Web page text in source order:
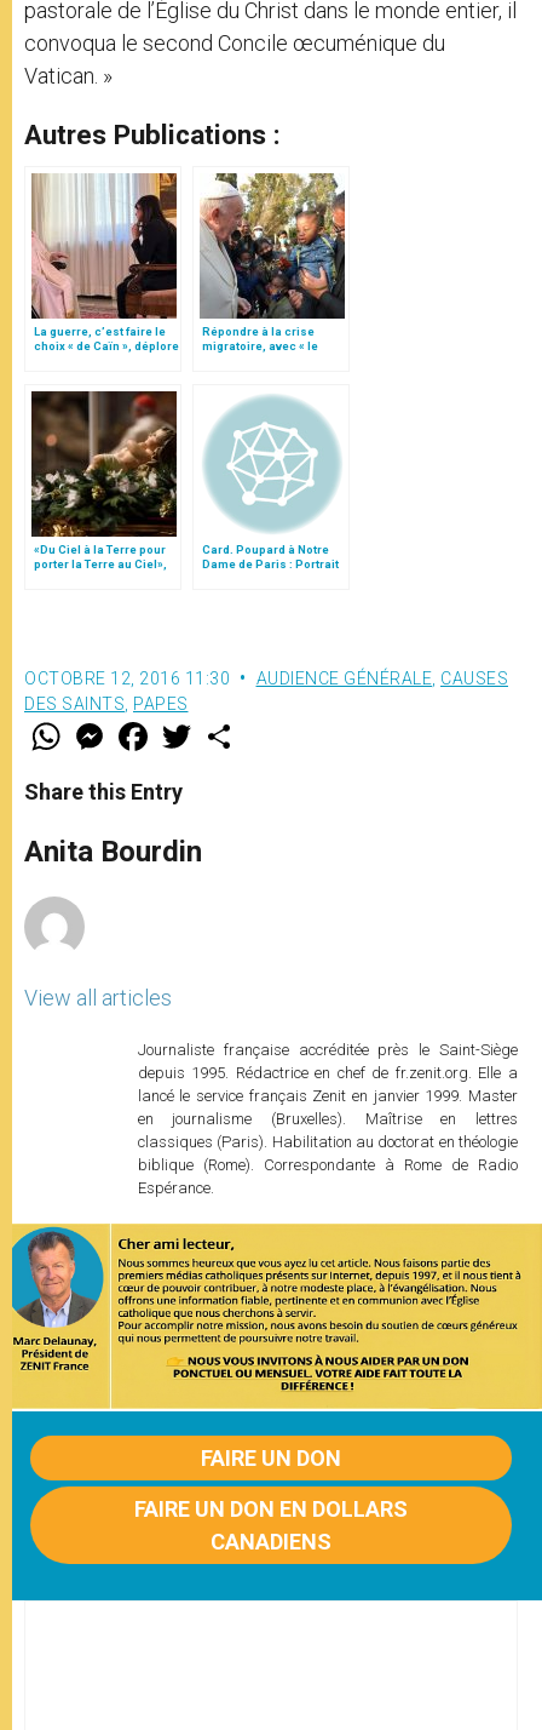
pastorale de l’Église du Christ dans le monde entier, il
convoqua le second Concile œcuménique du
Vatican. »
Autres Publications :
La guerre, c’est faire le
choix « de Caïn », déplore
Répondre à la crise
migratoire, avec « le
«Du Ciel à la Terre pour
porter la Terre au Ciel»,
Card. Poupard à Notre
Dame de Paris : Portrait
OCTOBRE 12, 2016 11:30 AUDIENCE GÉNÉRALE CAUSES
DES SAINTS PAPES
W
t
s
p
p
M
e
s
e
g
e
F
a
e
b
o
k
w
r
Share this Entry
Anita Bourdin
View all articles
Journaliste française accréditée près le Saint-Siège
depuis 1995. Rédactrice en chef de fr.zenit.org. Elle a
lancé le service français Zenit en janvier 1999. Master
en journalisme (Bruxelles). Maîtrise en lettres
classiques (Paris). Habilitation au doctorat en théologie
biblique (Rome). Correspondante à Rome de Radio
Espérance.
FAIRE UN DON
FAIRE UN DON EN DOLLARS
CANADIENS